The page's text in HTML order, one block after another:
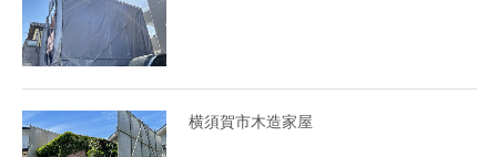
横須賀市木造家屋